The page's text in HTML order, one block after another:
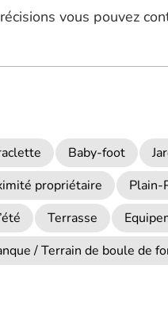
vous pouvez
Baby-foot
propriétaire Plain-
Terrasse
/ Terrain de boule de